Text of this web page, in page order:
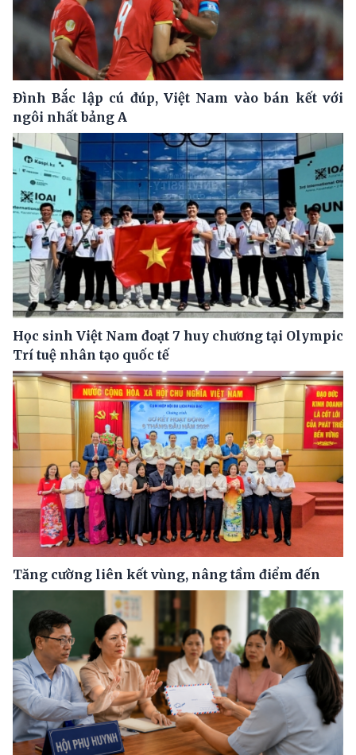
Đình Bắc lập cú đúp, Việt Nam vào bán kết với
ngôi nhất bảng A
Học sinh Việt Nam đoạt 7 huy chương tại Olympic
Trí tuệ nhân tạo quốc tế
Tăng cường liên kết vùng, nâng tầm điểm đến